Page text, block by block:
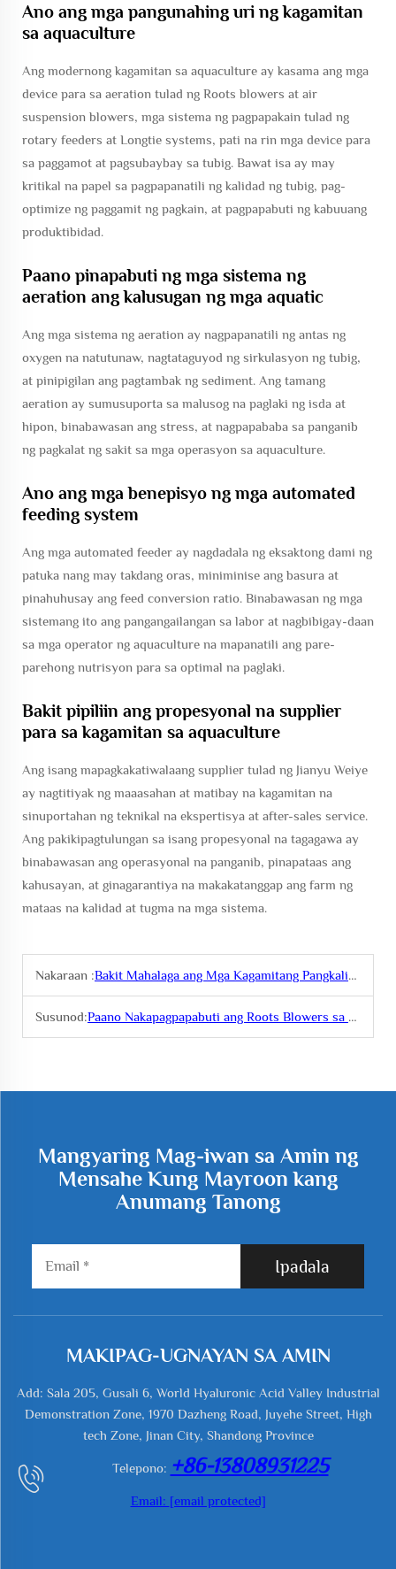
Ano ang mga pangunahing uri ng kagamitan
sa aquaculture
Ang modernong kagamitan sa aquaculture ay kasama ang mga
device para sa aeration tulad ng Roots blowers at air
suspension blowers, mga sistema ng pagpapakain tulad ng
rotary feeders at Longtie systems, pati na rin mga device para
sa paggamot at pagsubaybay sa tubig. Bawat isa ay may
kritikal na papel sa pagpapanatili ng kalidad ng tubig, pag-
optimize ng paggamit ng pagkain, at pagpapabuti ng kabuuang
produktibidad.
Paano pinapabuti ng mga sistema ng
aeration ang kalusugan ng mga aquatic
Ang mga sistema ng aeration ay nagpapanatili ng antas ng
oxygen na natutunaw, nagtataguyod ng sirkulasyon ng tubig,
at pinipigilan ang pagtambak ng sediment. Ang tamang
aeration ay sumusuporta sa malusog na paglaki ng isda at
hipon, binabawasan ang stress, at nagpapababa sa panganib
ng pagkalat ng sakit sa mga operasyon sa aquaculture.
Ano ang mga benepisyo ng mga automated
feeding system
Ang mga automated feeder ay nagdadala ng eksaktong dami ng
patuka nang may takdang oras, miniminise ang basura at
pinahuhusay ang feed conversion ratio. Binabawasan ng mga
sistemang ito ang pangangailangan sa labor at nagbibigay-daan
sa mga operator ng aquaculture na mapanatili ang pare-
parehong nutrisyon para sa optimal na paglaki.
Bakit pipiliin ang propesyonal na supplier
para sa kagamitan sa aquaculture
Ang isang mapagkakatiwalaang supplier tulad ng Jianyu Weiye
ay nagtitiyak ng maaasahan at matibay na kagamitan na
sinuportahan ng teknikal na ekspertisya at after-sales service.
Ang pakikipagtulungan sa isang propesyonal na tagagawa ay
binabawasan ang operasyonal na panganib, pinapataas ang
kahusayan, at ginagarantiya na makakatanggap ang farm ng
mataas na kalidad at tugma na mga sistema.
Nakaraan :Bakit Mahalaga ang Mga Kagamitang Pangkalidad sa Pangingisda sa Malalaking Saka
Susunod:Paano Nakapagpapabuti ang Roots Blowers sa Sirkulasyon ng Tubig sa Mga Fish Farm?
Mangyaring Mag-iwan sa Amin ng
Mensahe Kung Mayroon kang
Anumang Tanong
Ipadala
MAKIPAG-UGNAYAN SA AMIN
Add: Sala 205, Gusali 6, World Hyaluronic Acid Valley Industrial
Demonstration Zone, 1970 Dazheng Road, Juyehe Street, High
tech Zone, Jinan City, Shandong Province
Telepono: +86-13808931225
Email: [email protected]